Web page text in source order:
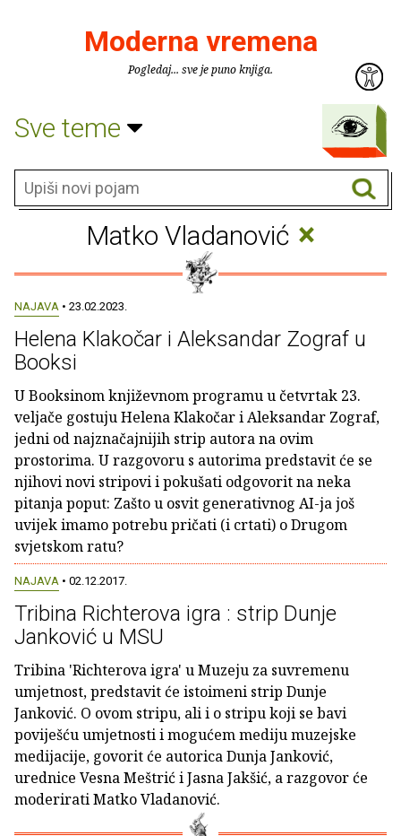
Moderna vremena
Pogledaj... sve je puno knjiga.
Sve teme
Matko Vladanović ×
NAJAVA • 23.02.2023.
Helena Klakočar i Aleksandar Zograf u
Booksi
U Booksinom književnom programu u četvrtak 23.
veljače gostuju Helena Klakočar i Aleksandar Zograf,
jedni od najznačajnijih strip autora na ovim
prostorima. U razgovoru s autorima predstavit će se
njihovi novi stripovi i pokušati odgovorit na neka
pitanja poput: Zašto u osvit generativnog AI-ja još
uvijek imamo potrebu pričati (i crtati) o Drugom
svjetskom ratu?
NAJAVA • 02.12.2017.
Tribina Richterova igra : strip Dunje
Janković u MSU
Tribina 'Richterova igra' u Muzeju za suvremenu
umjetnost, predstavit će istoimeni strip Dunje
Janković. O ovom stripu, ali i o stripu koji se bavi
poviješću umjetnosti i mogućem mediju muzejske
medijacije, govorit će autorica Dunja Janković,
urednice Vesna Meštrić i Jasna Jakšić, a razgovor će
moderirati Matko Vladanović.